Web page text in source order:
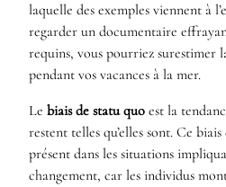
laquelle des exemples viennent à
regarder un documentaire
requins, vous pourriez surestimer
pendant vos vacances à la mer.
Le biais de statu quo est la
restent telles qu’elles sont. Ce
présent dans les situations
changement, car les individus